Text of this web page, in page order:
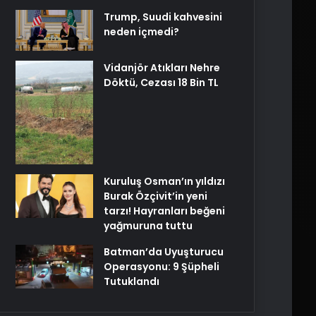
Trump, Suudi kahvesini
neden içmedi?
Vidanjör Atıkları Nehre
Döktü, Cezası 18 Bin TL
Kuruluş Osman’ın yıldızı
Burak Özçivit’in yeni
tarzı! Hayranları beğeni
yağmuruna tuttu
Batman’da Uyuşturucu
Operasyonu: 9 Şüpheli
Tutuklandı